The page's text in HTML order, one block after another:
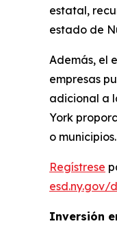
estatal,
estado de
Además, el
empresas
adicional a
York
o municipios.
Regístrese
esd.ny.gov/
Inversión